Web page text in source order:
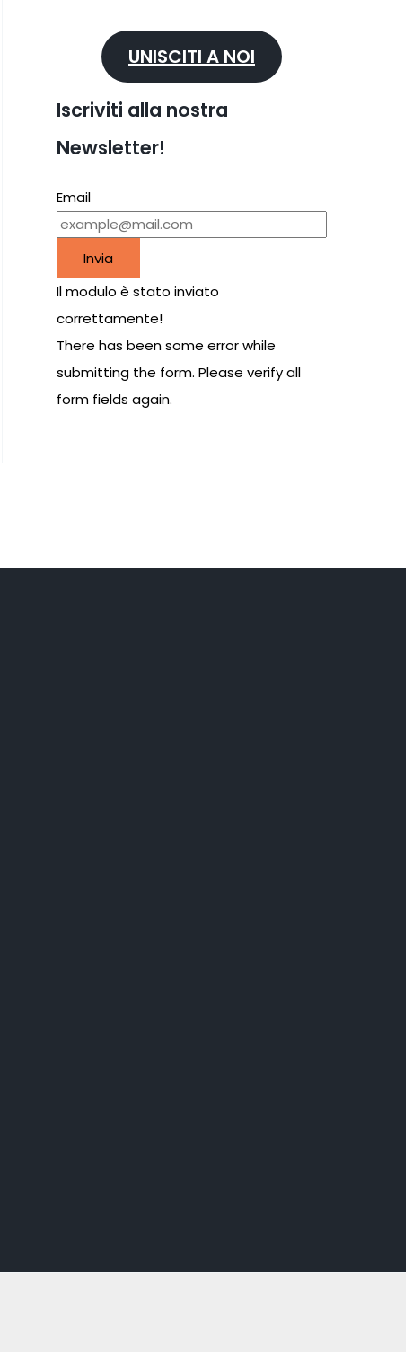
UNISCITI A NOI
Iscriviti alla nostra
Newsletter!
Email
Invia
Il modulo è stato inviato
correttamente!
There has been some error while
submitting the form. Please verify all
form fields again.